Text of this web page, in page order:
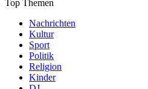
Top Themen
Nachrichten
Kultur
Sport
Politik
Religion
Kinder